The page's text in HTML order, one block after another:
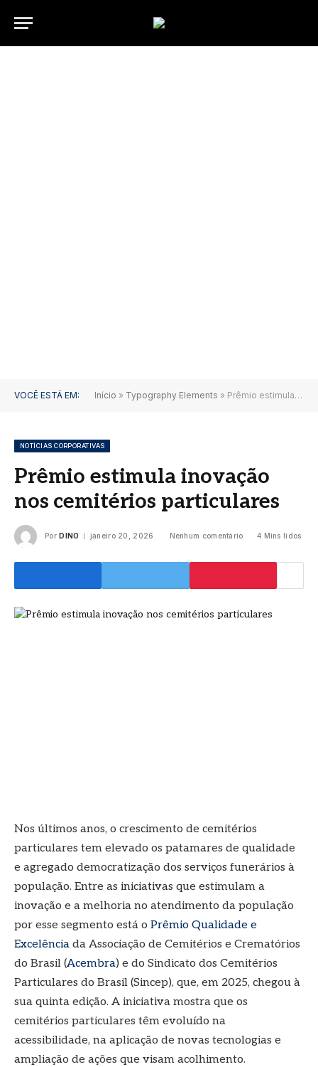
VOCÊ ESTÁ EM: Início » Typography Elements » Prêmio estimula inovação nos cemitérios particulares
NOTÍCIAS CORPORATIVAS
Prêmio estimula inovação
nos cemitérios particulares
Por DINO janeiro 20, 2026 Nenhum comentário 4 Mins lidos
Nos últimos anos, o crescimento de cemitérios
particulares tem elevado os patamares de qualidade
e agregado democratização dos serviços funerários à
população. Entre as iniciativas que estimulam a
inovação e a melhoria no atendimento da população
por esse segmento está o Prêmio Qualidade e
Excelência da Associação de Cemitérios e Crematórios
do Brasil (Acembra) e do Sindicato dos Cemitérios
Particulares do Brasil (Sincep), que, em 2025, chegou à
sua quinta edição. A iniciativa mostra que os
cemitérios particulares têm evoluído na
acessibilidade, na aplicação de novas tecnologias e
ampliação de ações que visam acolhimento.